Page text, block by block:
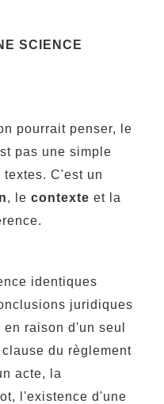
SCIENCE
pourrait penser, le
pas une simple
C'est un
, le contexte et la
identiques
juridiques
raison d'un seul
du règlement
acte, la
l'existence d'une